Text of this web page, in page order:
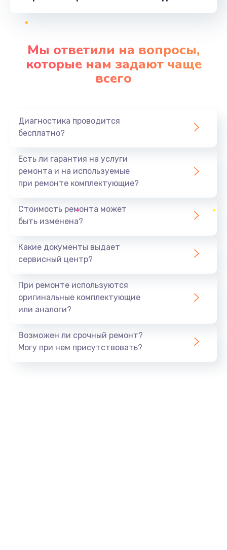
от 1000 руб.
Замена микровыключателя
от 1000 руб.
Заказать
от 1000 руб.
от 2500 руб.
Мы ответили на вопросы,
которые нам задают чаще
всего
Диагностика проводится
бесплатно?
Есть ли гарантия на услуги
ремонта и на используемые
при ремонте комплектующие?
Стоимость ремонта может
быть изменена?
Какие документы выдает
сервисный центр?
При ремонте используются
оригинальные комплектующие
или аналоги?
Возможен ли срочный ремонт?
Могу при нем присутствовать?